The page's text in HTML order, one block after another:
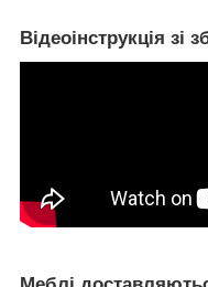
Відеоінструкція зі